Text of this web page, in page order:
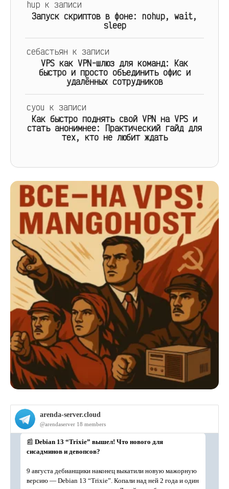
hup к записи
Запуск скриптов в фоне: nohup, wait,
sleep
себастьян к записи
VPS как VPN-шлюз для команд: Как
быстро и просто объединить офис и
удалённых сотрудников
cyou к записи
Как быстро поднять свой VPN на VPS и
стать анонимнее: Практический гайд для
тех, кто не любит ждать